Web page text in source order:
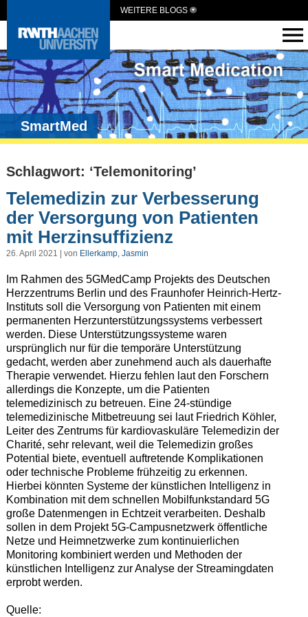
WEITERE BLOGS
SmartMed
Schlagwort: ‘Telemonitoring’
Telemedizin zur Verbesserung
der Versorgung von Patienten
mit Herzinsuffizienz
26. April 2021 | von Ellerkamp, Jasmin
Im Rahmen des 5GMedCamp Projekts des Deutschen
Herzzentrums Berlin und des Fraunhofer Heinrich-Hertz-
Instituts soll die Versorgung von Patienten mit einem
permanenten Herzunterstützungssystems verbessert
werden. Diese Unterstützungssysteme waren
ursprünglich nur für die temporäre Unterstützung
gedacht, werden aber zunehmend auch als dauerhafte
Therapie verwendet. Hierzu fehlen laut den Forschern
allerdings die Konzepte, um die Patienten
telemedizinisch zu betreuen. Eine 24-stündige
telemedizinische Mitbetreuung sei laut Friedrich Köhler,
Leiter des Zentrums für kardiovaskuläre Telemedizin der
Charité, sehr relevant, weil die Telemedizin großes
Potential biete, eventuell auftretende Komplikationen
oder technische Probleme frühzeitig zu erkennen.
Hierbei könnten Systeme der künstlichen Intelligenz in
Kombination mit dem schnellen Mobilfunkstandard 5G
große Datenmengen in Echtzeit verarbeiten. Deshalb
sollen in dem Projekt 5G-Campusnetzwerk öffentliche
Netze und Heimnetzwerke zum kontinuierlichen
Monitoring kombiniert werden und Methoden der
künstlichen Intelligenz zur Analyse der Streamingdaten
erprobt werden.
Quelle: